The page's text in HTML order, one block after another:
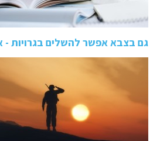
גם בצבא אפשר להשלים בגרויות -